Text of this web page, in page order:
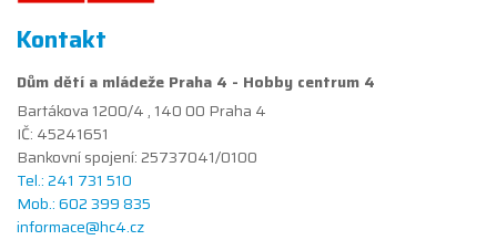
Kontakt
Dům dětí a mládeže Praha 4 - Hobby centrum 4
Bartákova 1200/4 , 140 00 Praha 4
IČ: 45241651
Bankovní spojení: 25737041/0100
Tel.: 241 731 510
Mob.: 602 399 835
informace@hc4.cz